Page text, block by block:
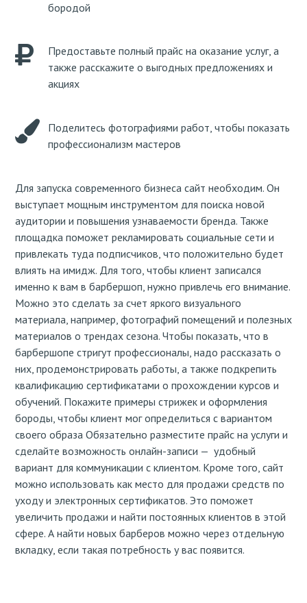
бородой
Предоставьте полный прайс на оказание услуг, а
также расскажите о выгодных предложениях и
акциях
Поделитесь фотографиями работ, чтобы показать
профессионализм мастеров
Для запуска современного бизнеса сайт необходим. Он
выступает мощным инструментом для поиска новой
аудитории и повышения узнаваемости бренда. Также
площадка поможет рекламировать социальные сети и
привлекать туда подписчиков, что положительно будет
влиять на имидж. Для того, чтобы клиент записался
именно к вам в барбершоп, нужно привлечь его внимание.
Можно это сделать за счет яркого визуального
материала, например, фотографий помещений и полезных
материалов о трендах сезона. Чтобы показать, что в
барбершопе стригут профессионалы, надо рассказать о
них, продемонстрировать работы, а также подкрепить
квалификацию сертификатами о прохождении курсов и
обучений. Покажите примеры стрижек и оформления
бороды, чтобы клиент мог определиться с вариантом
своего образа Обязательно разместите прайс на услуги и
сделайте возможность онлайн-записи — удобный
вариант для коммуникации с клиентом. Кроме того, сайт
можно использовать как место для продажи средств по
уходу и электронных сертификатов. Это поможет
увеличить продажи и найти постоянных клиентов в этой
сфере. А найти новых барберов можно через отдельную
вкладку, если такая потребность у вас появится.